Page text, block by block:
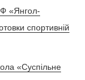
«Янгол-
спортивній
«Суспільне